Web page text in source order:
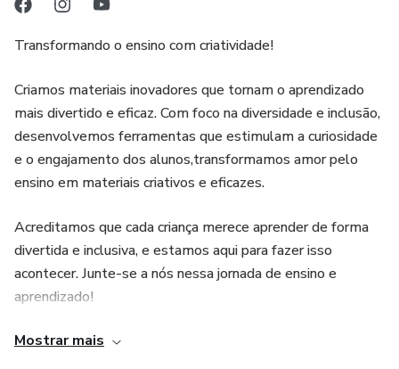
Transformando o ensino com criatividade!
Criamos materiais inovadores que tornam o aprendizado
mais divertido e eficaz. Com foco na diversidade e inclusão,
desenvolvemos ferramentas que estimulam a curiosidade
e o engajamento dos alunos,transformamos amor pelo
ensino em materiais criativos e eficazes.
Acreditamos que cada criança merece aprender de forma
divertida e inclusiva, e estamos aqui para fazer isso
acontecer. Junte-se a nós nessa jornada de ensino e
aprendizado!
Aviso Importante
Mostrar mais